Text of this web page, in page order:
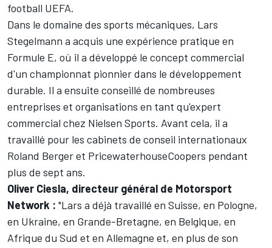
football UEFA.
Dans le domaine des sports mécaniques, Lars
Stegelmann a acquis une expérience pratique en
Formule E, où il a développé le concept commercial
d'un championnat pionnier dans le développement
durable. Il a ensuite conseillé de nombreuses
entreprises et organisations en tant qu'expert
commercial chez Nielsen Sports. Avant cela, il a
travaillé pour les cabinets de conseil internationaux
Roland Berger et PricewaterhouseCoopers pendant
plus de sept ans.
Oliver Ciesla, directeur général de Motorsport
Network : "Lars a déjà travaillé en Suisse, en Pologne,
en Ukraine, en Grande-Bretagne, en Belgique, en
Afrique du Sud et en Allemagne et, en plus de son